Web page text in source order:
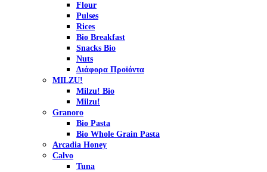
Flour
Pulses
Rices
Bio Breakfast
Snacks Bio
Nuts
Διάφορα Προϊόντα
MILZU!
Milzu! Bio
Milzu!
Granoro
Bio Pasta
Bio Whole Grain Pasta
Arcadia Honey
Calvo
Tuna